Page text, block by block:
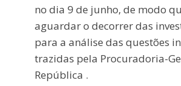
no dia 9 de junho, de modo
aguardar o decorrer das
para a análise das questões
trazidas pela Procuradoria-
República .